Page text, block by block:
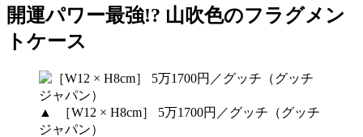
開運パワー最強!? 山吹色のフラグメン
トケース
▲ ［W12 × H8cm］ 5万1700円／グッチ（グッチ
ジャパン）